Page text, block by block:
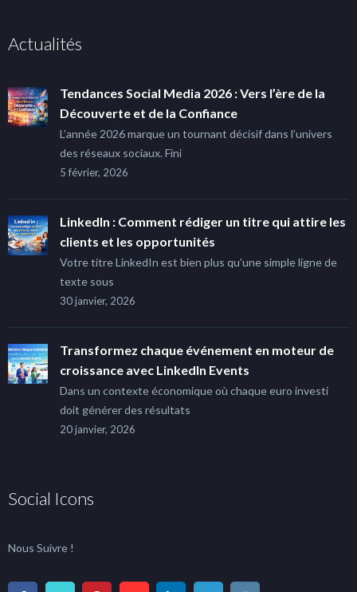
Actualités
Tendances Social Media 2026 : Vers l’ère de la
Découverte et de la Confiance
L’année 2026 marque un tournant décisif dans l’univers
des réseaux sociaux. Fini
5 février, 2026
LinkedIn : Comment rédiger un titre qui attire les
clients et les opportunités
Votre titre LinkedIn est bien plus qu’une simple ligne de
texte sous
30 janvier, 2026
Transformez chaque événement en moteur de
croissance avec LinkedIn Events
Dans un contexte économique où chaque euro investi
doit générer des résultats
20 janvier, 2026
Social Icons
Nous Suivre !